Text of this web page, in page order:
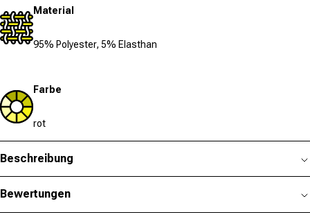
Material
95% Polyester, 5% Elasthan
Farbe
rot
Beschreibung
Bewertungen